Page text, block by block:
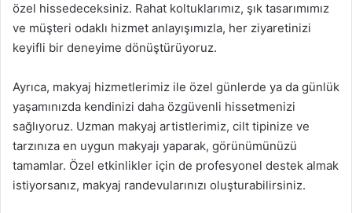
özel hissedeceksiniz. Rahat koltuklarımız, şık tasarımımız
ve müşteri odaklı hizmet anlayışımızla, her ziyaretinizi
keyifli bir deneyime dönüştürüyoruz.
Ayrıca, makyaj hizmetlerimiz ile özel günlerde ya da günlük
yaşamınızda kendinizi daha özgüvenli hissetmenizi
sağlıyoruz. Uzman makyaj artistlerimiz, cilt tipinize ve
tarzınıza en uygun makyajı yaparak, görünümünüzü
tamamlar. Özel etkinlikler için de profesyonel destek almak
istiyorsanız, makyaj randevularınızı oluşturabilirsiniz.